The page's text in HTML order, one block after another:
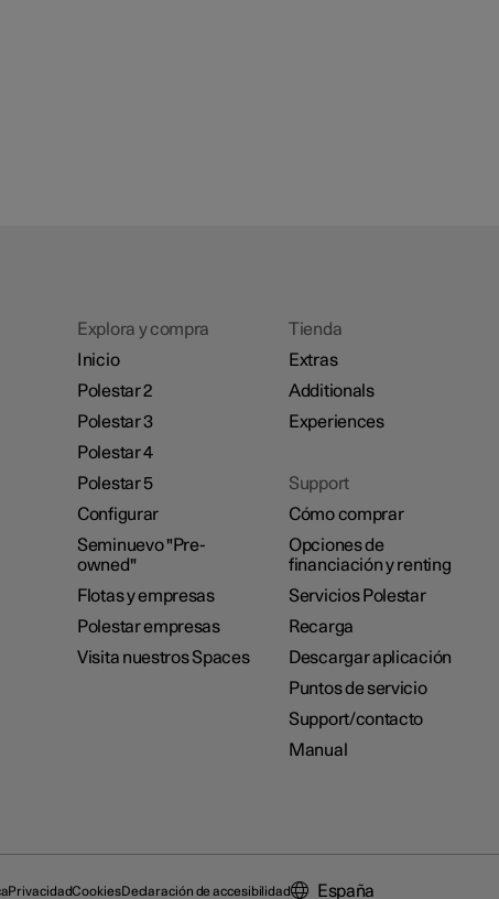
Explora y compra
Inicio
Polestar 2
Polestar 3
Polestar 4
Polestar 5
Configurar
Seminuevo "Pre-
owned"
Flotas y empresas
Polestar empresas
Visita nuestros Spaces
Tienda
Extras
Additionals
Experiences
Support
Cómo comprar
Opciones de
financiación y renting
Servicios Polestar
Recarga
Descargar aplicación
Puntos de servicio
Support/contacto
Manual
PrivacidadCookiesDeclaración de accesibilidad España